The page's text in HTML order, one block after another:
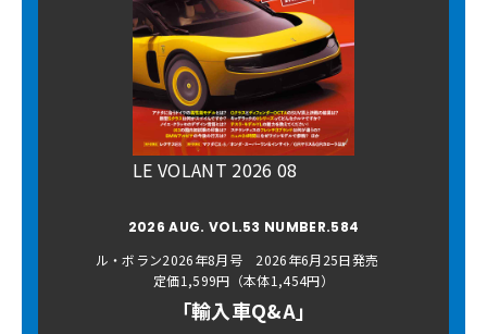
LE VOLANT 2026 08
2026 AUG. VOL.53 NUMBER.584
ル・ボラン2026年8月号 2026年6月25日発売
定価1,599円（本体1,454円）
「輸入車Q&A」